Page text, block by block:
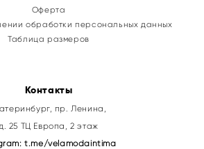
Оферта
обработки персональных данных
Таблица размеров
Контакты
пр. Ленина,
25 ТЦ Европа, 2 этаж
t.me/velamodaintima